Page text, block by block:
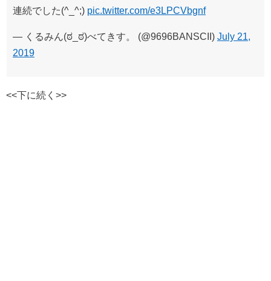
連続でした(^_^;) pic.twitter.com/e3LPCVbgnf
— くるみん(ಠ_ಠ)べてきす。 (@9696BANSCII) July 21,
2019
<<下に続く>>